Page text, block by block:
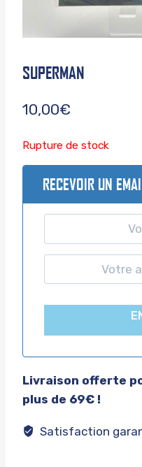
SUPERMAN
10,00€
Rupture de stock
RECEVOIR UN
Livraison offerte
plus de 69€ !
Satisfaction